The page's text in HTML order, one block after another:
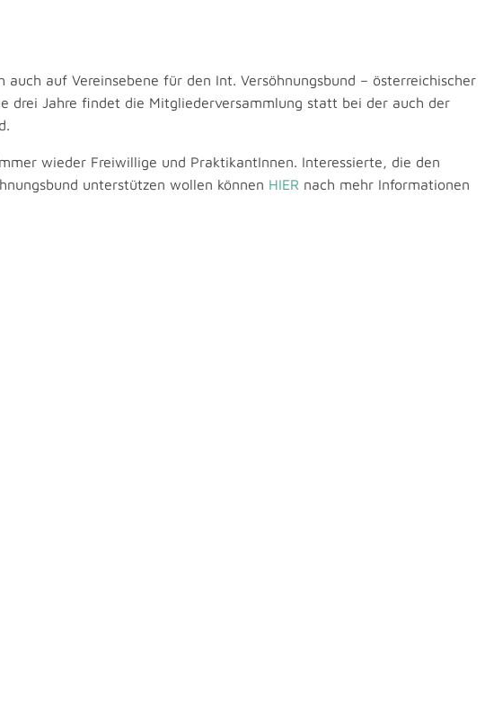
auch auf Vereinsebene für den Int. Versöhnungsbund – österreichischer
drei Jahre findet die Mitgliederversammlung statt bei der auch der
wieder Freiwillige und PraktikantInnen. Interessierte, die den
unterstützen wollen können HIER nach mehr Informationen